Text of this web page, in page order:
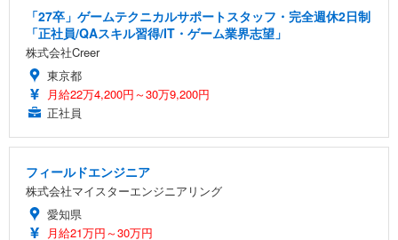
「27卒」ゲームテクニカルサポートスタッフ・完全週休2日制
「正社員/QAスキル習得/IT・ゲーム業界志望」
株式会社Creer
東京都
月給22万4,200円～30万9,200円
正社員
フィールドエンジニア
株式会社マイスターエンジニアリング
愛知県
月給21万円～30万円